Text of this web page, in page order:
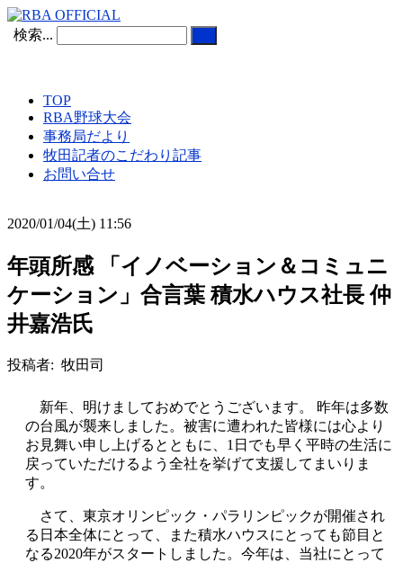
検索...
TOP
RBA野球大会
事務局だより
牧田記者のこだわり記事
お問い合せ
2020/01/04(土) 11:56
年頭所感 「イノベーション＆コミュニ
ケーション」合言葉 積水ハウス社長 仲
井嘉浩氏
投稿者: 牧田司
新年、明けましておめでとうございます。 昨年は多数
の台風が襲来しました。被害に遭われた皆様には心より
お見舞い申し上げるとともに、1日でも早く平時の生活に
戻っていただけるよう全社を挙げて支援してまいりま
す。
さて、東京オリンピック・パラリンピックが開催され
る日本全体にとって、また積水ハウスにとっても節目と
なる2020年がスタートしました。今年は、当社にとって